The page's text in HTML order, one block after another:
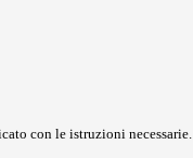
con le istruzioni necessarie.